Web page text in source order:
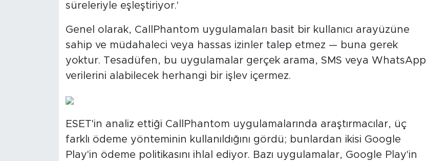
süreleriyle eşleştiriyor.'
Genel olarak, CallPhantom uygulamaları basit bir kullanıcı arayüzüne
sahip ve müdahaleci veya hassas izinler talep etmez — buna gerek
yoktur. Tesadüfen, bu uygulamalar gerçek arama, SMS veya WhatsApp
verilerini alabilecek herhangi bir işlev içermez.
ESET'in analiz ettiği CallPhantom uygulamalarında araştırmacılar, üç
farklı ödeme yönteminin kullanıldığını gördü; bunlardan ikisi Google
Play'in ödeme politikasını ihlal ediyor. Bazı uygulamalar, Google Play'in